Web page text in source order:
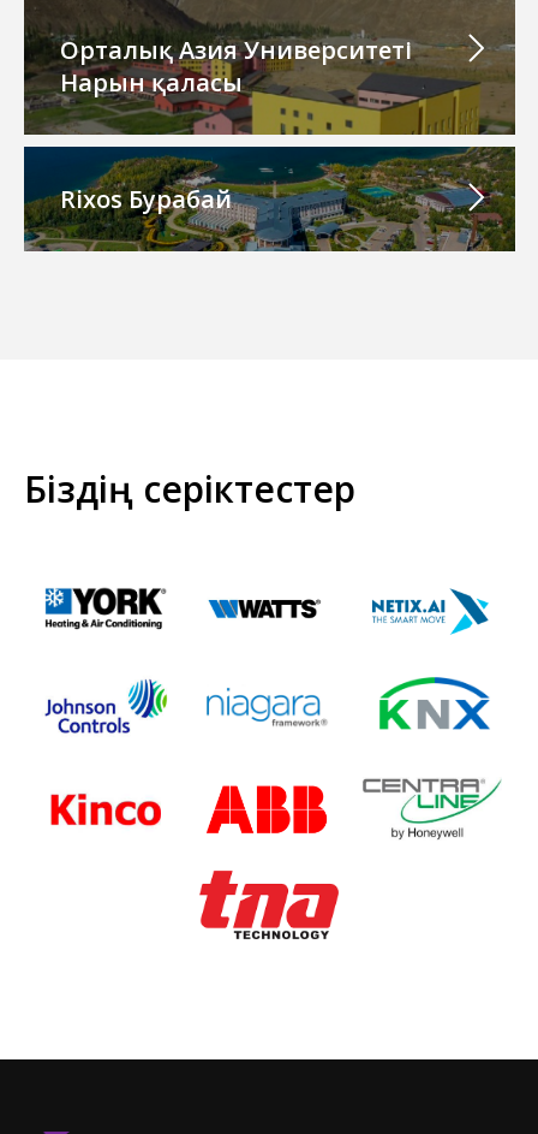
Орталық Азия Университеті
Нарын қаласы
Rixos Бурабай
Біздің серіктестер